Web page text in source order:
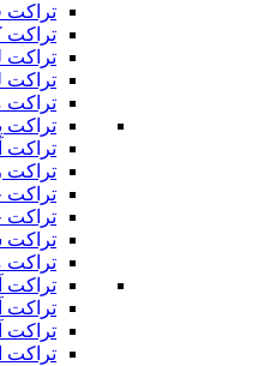
تراکت
تراکت
تراکت
تراکت
تراکت
تراکت
تراکت
تراکت
تراکت
تراکت
تراکت
تراکت